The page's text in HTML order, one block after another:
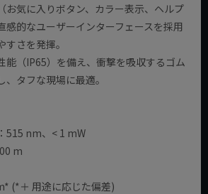
お気に入りボタン、カラー表示、ヘルプ
感的なユーザーインターフェースを採用
さを発揮。
能（IP65）を備え、衝撃を吸収するゴム
タフな現場に最適。
515 nm、< 1 mW
m
(*＋ 用途に応じた偏差)